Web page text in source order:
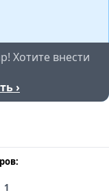
Хотите внести
›
1